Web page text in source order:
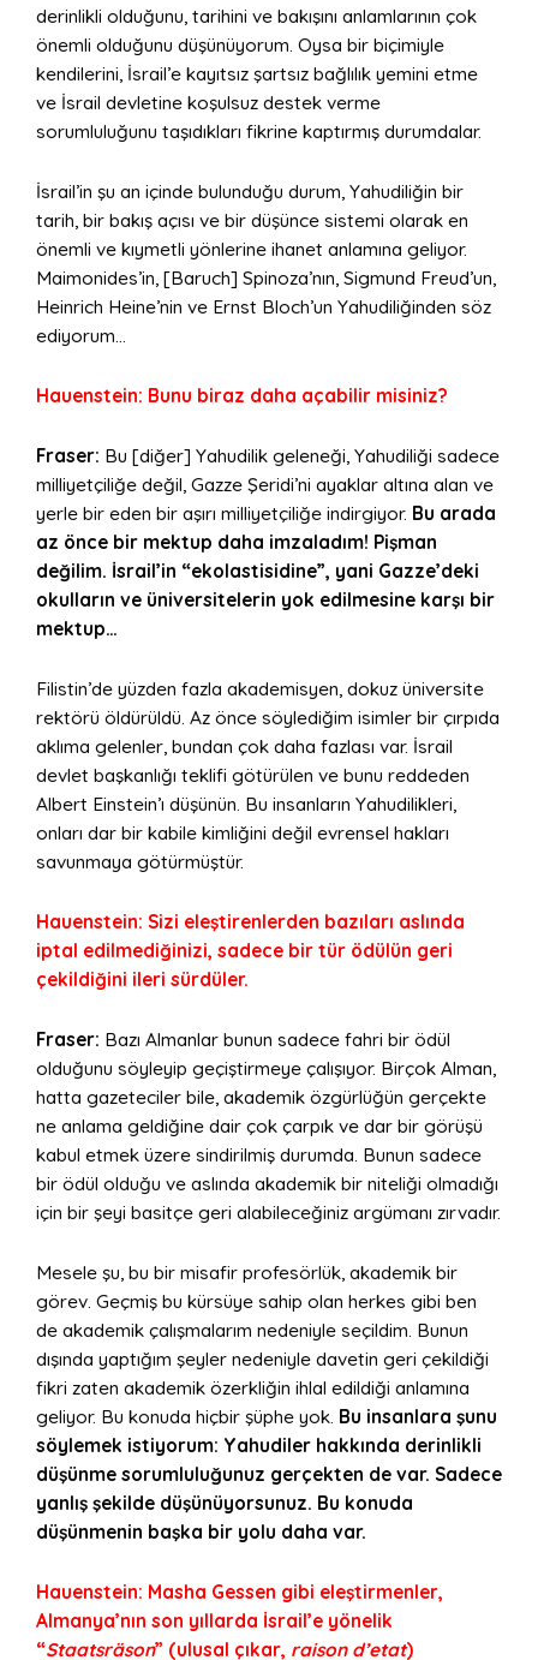
derinlikli olduğunu, tarihini ve bakışını anlamlarının çok
önemli olduğunu düşünüyorum. Oysa bir biçimiyle
kendilerini, İsrail’e kayıtsız şartsız bağlılık yemini etme
ve İsrail devletine koşulsuz destek verme
sorumluluğunu taşıdıkları fikrine kaptırmış durumdalar.
İsrail’in şu an içinde bulunduğu durum, Yahudiliğin bir
tarih, bir bakış açısı ve bir düşünce sistemi olarak en
önemli ve kıymetli yönlerine ihanet anlamına geliyor.
Maimonides’in, [Baruch] Spinoza’nın, Sigmund Freud’un,
Heinrich Heine’nin ve Ernst Bloch’un Yahudiliğinden söz
ediyorum…
Hauenstein: Bunu biraz daha açabilir misiniz?
Fraser: Bu [diğer] Yahudilik geleneği, Yahudiliği sadece
milliyetçiliğe değil, Gazze Şeridi’ni ayaklar altına alan ve
yerle bir eden bir aşırı milliyetçiliğe indirgiyor. Bu arada
az önce bir mektup daha imzaladım! Pişman
değilim. İsrail’in “ekolastisidine”, yani Gazze’deki
okulların ve üniversitelerin yok edilmesine karşı bir
mektup…
Filistin’de yüzden fazla akademisyen, dokuz üniversite
rektörü öldürüldü. Az önce söylediğim isimler bir çırpıda
aklıma gelenler, bundan çok daha fazlası var. İsrail
devlet başkanlığı teklifi götürülen ve bunu reddeden
Albert Einstein’ı düşünün. Bu insanların Yahudilikleri,
onları dar bir kabile kimliğini değil evrensel hakları
savunmaya götürmüştür.
Hauenstein: Sizi eleştirenlerden bazıları aslında
iptal edilmediğinizi, sadece bir tür ödülün geri
çekildiğini ileri sürdüler.
Fraser: Bazı Almanlar bunun sadece fahri bir ödül
olduğunu söyleyip geçiştirmeye çalışıyor. Birçok Alman,
hatta gazeteciler bile, akademik özgürlüğün gerçekte
ne anlama geldiğine dair çok çarpık ve dar bir görüşü
kabul etmek üzere sindirilmiş durumda. Bunun sadece
bir ödül olduğu ve aslında akademik bir niteliği olmadığı
için bir şeyi basitçe geri alabileceğiniz argümanı zırvadır.
Mesele şu, bu bir misafir profesörlük, akademik bir
görev. Geçmiş bu kürsüye sahip olan herkes gibi ben
de akademik çalışmalarım nedeniyle seçildim. Bunun
dışında yaptığım şeyler nedeniyle davetin geri çekildiği
fikri zaten akademik özerkliğin ihlal edildiği anlamına
geliyor. Bu konuda hiçbir şüphe yok. Bu insanlara şunu
söylemek istiyorum: Yahudiler hakkında derinlikli
düşünme sorumluluğunuz gerçekten de var. Sadece
yanlış şekilde düşünüyorsunuz. Bu konuda
düşünmenin başka bir yolu daha var.
Hauenstein: Masha Gessen gibi eleştirmenler,
Almanya’nın son yıllarda İsrail’e yönelik
“Staatsräson” (ulusal çıkar, raison d’etat)